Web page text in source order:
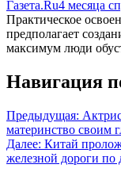
Газета.Ru4 месяца
Практическое
предполагает
максимум люди
Навигация
Предыдущая:
материнство своим
Далее: Китай
железной дороги